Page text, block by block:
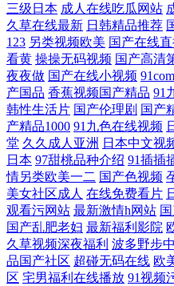
三级日本 成人在线吃瓜网站
久草在线最新 日韩精品推荐
123 另类视频欧美 国产在线
看黄 操操无码视频 国产高清
夜夜做 国产在线小视频 91com
产国品 香蕉视频国产精品 91
韩性生活片 国产伦理剧 国产
产精品1000 91九色在线视频
堂 久久成人亚洲 日本中文视
日本 97甜桃品种介绍 91插插
情另类欧美一二 国产色视频
美女社区成人 在线免费看片
观看污网站 最新激情h网站
国产乱肥老妇 最新福利影院
久草视频深夜福利 波多野步
品国产社区 超碰无码在线 欧
区 宅男福利在线播放 91视频